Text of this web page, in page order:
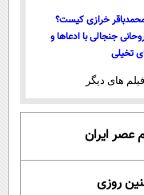
خرازی کیست؟
جنجالی با ادعاها و
تخیلی
فیلم های دیگر
عصر ایران